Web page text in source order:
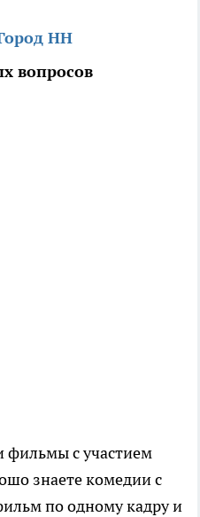
НН
вопросов
фильмы с участием
знаете комедии с
по одному кадру и